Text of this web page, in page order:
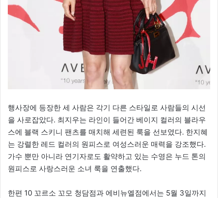
행사장에 등장한 세 사람은 각기 다른 스타일로 사람들의 시선
을 사로잡았다. 최지우는 라인이 들어간 베이지 컬러의 블라우
스에 블랙 스키니 팬츠를 매치해 세련된 룩을 선보였다. 한지혜
는 강렬한 레드 컬러의 원피스로 여성스러운 매력을 강조했다.
가수 뿐만 아니라 연기자로도 활약하고 있는 수영은 누드 톤의
원피스로 사랑스러운 소녀 룩을 연출했다.
한편 10 꼬르소 꼬모 청담점과 에비뉴엘점에서는 5월 3일까지